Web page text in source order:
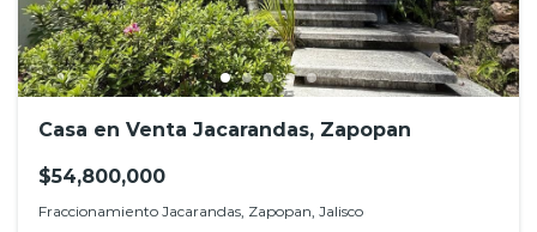
Casa en Venta Jacarandas, Zapopan
$54,800,000
Fraccionamiento Jacarandas, Zapopan, Jalisco